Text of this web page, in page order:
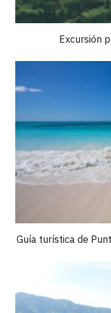
Excursión
Guía turística de